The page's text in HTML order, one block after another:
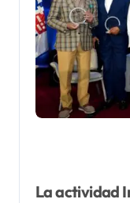
La actividad